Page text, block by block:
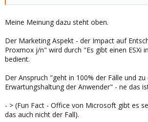
Meine Meinung dazu steht oben.
Der Marketing Aspekt - der Impact auf
Proxmox j/n" wird durch "Es gibt einen ESXi
bedient.
Der Anspruch "geht in 100% der Fälle und zu
Erwartungshaltung der Anwender" - ne das
- > (Fun Fact - Office von Microsoft gibt es
das auch nicht der Fall).